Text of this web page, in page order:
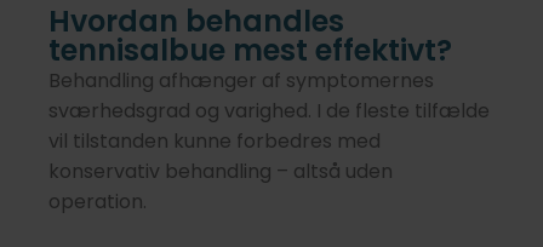
Hvordan behandles
tennisalbue mest effektivt?
Behandling afhænger af symptomernes
sværhedsgrad og varighed. I de fleste tilfælde
vil tilstanden kunne forbedres med
konservativ behandling – altså uden
operation.